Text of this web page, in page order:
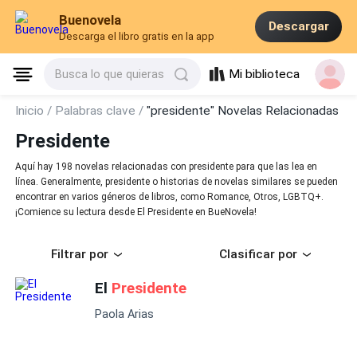
Buenovela
Descarga el libro gratis en la app
Descargar
Busca lo que quieras Mi biblioteca
Inicio / Palabras clave /"presidente" Novelas Relacionadas
Presidente
Aquí hay 198 novelas relacionadas con presidente para que las lea en
línea. Generalmente, presidente o historias de novelas similares se pueden
encontrar en varios géneros de libros, como Romance, Otros, LGBTQ+.
¡Comience su lectura desde El Presidente en BueNovela!
Filtrar por Clasificar por
El Presidente
Paola Arias